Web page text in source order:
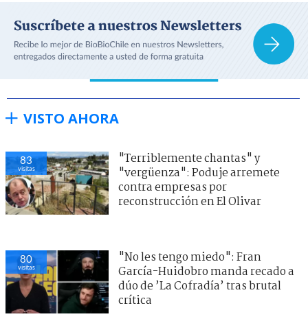
VISTO AHORA
83
visitas
"Terriblemente chantas" y
"vergüenza": Poduje arremete
contra empresas por
reconstrucción en El Olivar
80
visitas
"No les tengo miedo": Fran
García-Huidobro manda recado a
dúo de ’La Cofradía’ tras brutal
crítica